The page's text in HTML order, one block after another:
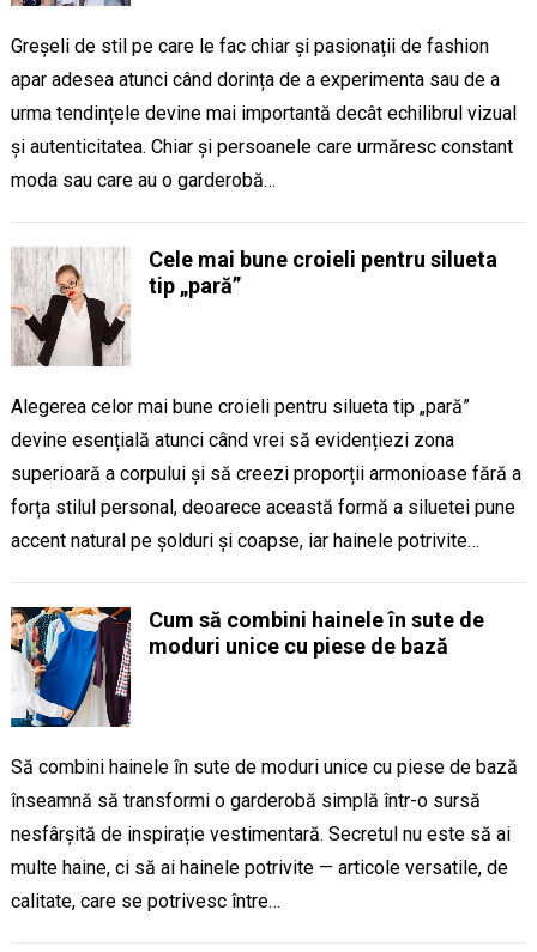
Greșeli de stil pe care le fac chiar și pasionații de fashion
apar adesea atunci când dorința de a experimenta sau de a
urma tendințele devine mai importantă decât echilibrul vizual
și autenticitatea. Chiar și persoanele care urmăresc constant
moda sau care au o garderobă…
Cele mai bune croieli pentru silueta
tip „pară”
Alegerea celor mai bune croieli pentru silueta tip „pară”
devine esențială atunci când vrei să evidențiezi zona
superioară a corpului și să creezi proporții armonioase fără a
forța stilul personal, deoarece această formă a siluetei pune
accent natural pe șolduri și coapse, iar hainele potrivite…
Cum să combini hainele în sute de
moduri unice cu piese de bază
Să combini hainele în sute de moduri unice cu piese de bază
înseamnă să transformi o garderobă simplă într-o sursă
nesfârșită de inspirație vestimentară. Secretul nu este să ai
multe haine, ci să ai hainele potrivite — articole versatile, de
calitate, care se potrivesc între…